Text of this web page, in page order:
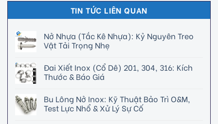
TIN TỨC LIÊN QUAN
Nở Nhựa (Tắc Kê Nhựa): Kỷ Nguyên Treo
Vật Tải Trọng Nhẹ
Đai Xiết Inox (Cổ Dê) 201, 304, 316: Kích
Thước & Báo Giá
Bu Lông Nở Inox: Kỹ Thuật Bảo Trì O&M,
Test Lực Nhổ & Xử Lý Sự Cố